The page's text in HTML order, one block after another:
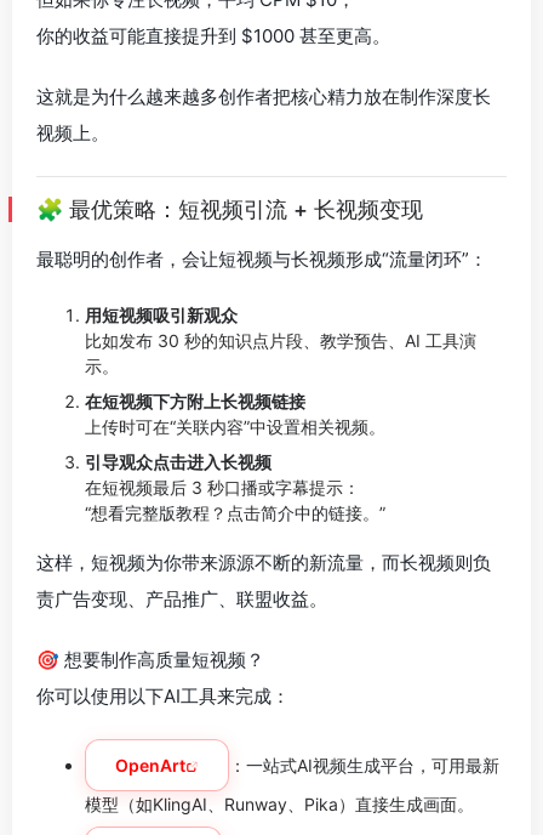
你的收益可能直接提升到 $1000 甚至更高。
这就是为什么越来越多创作者把核心精力放在制作深度长
视频上。
🧩 最优策略：短视频引流 + 长视频变现
最聪明的创作者，会让短视频与长视频形成“流量闭环”：
用短视频吸引新观众
比如发布 30 秒的知识点片段、教学预告、AI 工具演
示。
在短视频下方附上长视频链接
上传时可在“关联内容”中设置相关视频。
引导观众点击进入长视频
在短视频最后 3 秒口播或字幕提示：
“想看完整版教程？点击简介中的链接。”
这样，短视频为你带来源源不断的新流量，而长视频则负
责广告变现、产品推广、联盟收益。
🎯 想要制作高质量短视频？
你可以使用以下AI工具来完成：
OpenArt
：一站式AI视频生成平台，可用最新
模型（如KlingAI、Runway、Pika）直接生成画面。